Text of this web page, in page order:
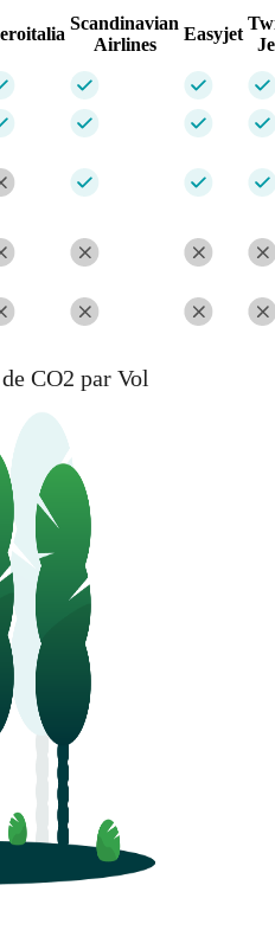
Scandinavian
Airlines
Easyjet
CO2 par Vol